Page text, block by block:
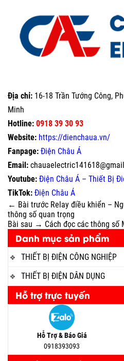
Danh mục sản phẩm
THIẾT BỊ ĐIỆN CÔNG NGHIỆP
THIẾT BỊ ĐIỆN DÂN DỤNG
Hỗ trợ trực tuyến
Hỗ Trợ & Báo Giá
0918393093
Địa chỉ: 16-18 Trần Tướng Công,
Minh
Hotline: 0918 39 30 93
Website: https://dienchaua.vn/
Fanpage: Điện Châu Á
Email:
Youtube: Điện Châu Á – Thiết Bị
TikTok: Điện Châu Á
← Bài trước Relay điều khiển –
thông số quan trọng
Bài sau → Cách đọc các thông số